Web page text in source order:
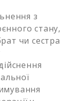
з
стану,
чи сестра